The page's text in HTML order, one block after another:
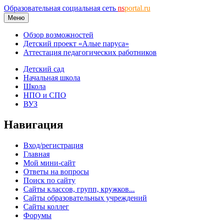
Образовательная социальная сеть nsportal.ru
Меню
Обзор возможностей
Детский проект «Алые паруса»
Аттестация педагогических работников
Детский сад
Начальная школа
Школа
НПО и СПО
ВУЗ
Навигация
Вход/регистрация
Главная
Мой мини-сайт
Ответы на вопросы
Поиск по сайту
Сайты классов, групп, кружков...
Сайты образовательных учреждений
Сайты коллег
Форумы